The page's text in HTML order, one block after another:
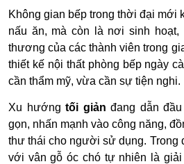
Không gian bếp trong thời đại mới
nấu ăn, mà còn là nơi sinh hoạt,
thương của các thành viên trong
thiết kế nội thất phòng bếp ngày
cần thẩm mỹ, vừa cần sự tiện nghi.
Xu hướngtối giản đang dẫn
gọn, nhấn mạnh vào công năng,
thư thái cho người sử dụng. Trong
với vân gỗ óc chó tự nhiên là